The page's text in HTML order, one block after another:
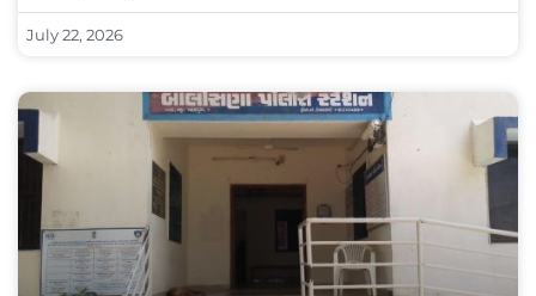
July 22, 2026